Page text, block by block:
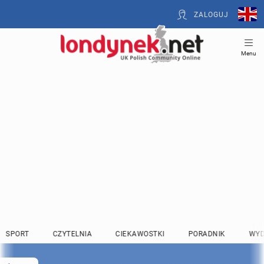
ZALOGUJ
Menu
SPORT CZYTELNIA CIEKAWOSTKI PORADNIK